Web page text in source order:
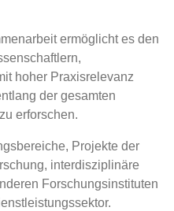
ermöglicht es den
hoher Praxisrelevanz
der gesamten
erforschen.
Projekte der
interdisziplinäre
Forschungsinstituten